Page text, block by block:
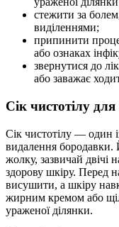
стежити за
виділеннями;
припинити
або ознаках
звернутися до
або заважає
Сік чистотілу
Сік чистотілу — один
видалення бородавки.
жолку, зазвичай двічі
здорову шкіру. Перед
висушити, а шкіру
жирним кремом або
ураженої ділянки.